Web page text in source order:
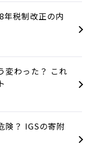
年税制改正の内
変わった？ これ
険？ IGSの寄附